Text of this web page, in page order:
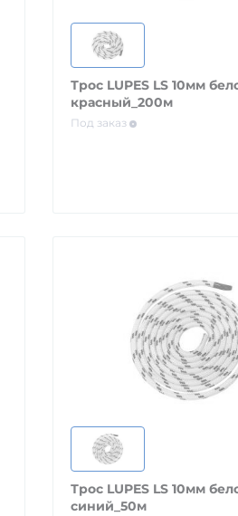
Трос LUPES LS 10мм
красный_200м
Под заказ
Трос LUPES LS 10мм
синий_50м